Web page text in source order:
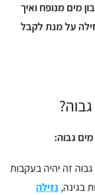
מים מנופח ואיך
על מנת לקבל
גבוה:
זה יהיה בעקבות
בגינה, נזילה